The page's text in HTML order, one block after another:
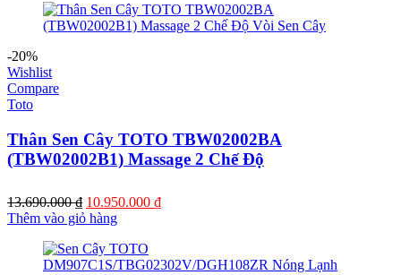
6.790.000 ₫.là:
5.434.000 ₫.
-20%
Wishlist
Compare
Toto
Thân Sen Cây TOTO TBW02002BA
(TBW02002B1) Massage 2 Chế Độ
13.690.000₫ Giá
gốc
13.690.000 ₫.
10.950.000 ₫Giá
10.950.000 ₫.
Thêm vào giỏ hàng